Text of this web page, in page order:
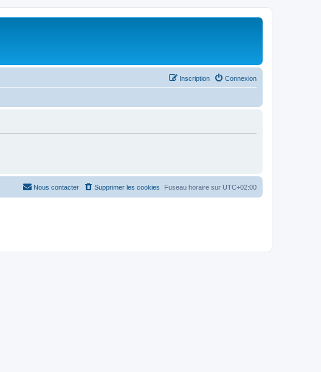
Connexion
Inscription
Fuseau horaire sur UTC+02:00
Supprimer les cookies
Nous contacter